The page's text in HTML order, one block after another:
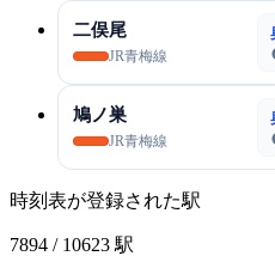
二俣尾
JR青梅線
鳩ノ巣
JR青梅線
時刻表が登録された駅
7894 / 10623 駅